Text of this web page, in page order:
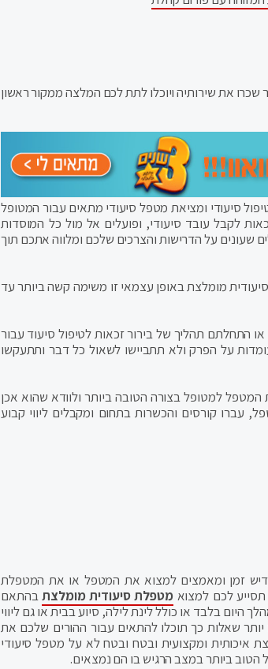
את שירותיה ויוכלו לתת לכם המלצה ממקור ראשון
סיעודי ומציאת מטפל סיעודי מתאים עבור המטופל
לקבל עובד סיעודי, ופועלים אל מול כל המוסדות
שעונים על הדרישות והצרכים שלכם ומלווה אתכם תוך
מומלצת באופן עצמאי זו משימה קשה ביותר עד
התחלתם תהליך של בירור זכאות לטיפול סיעוד עבור
על הפרק ולא תתביישו לשאול כל דבר ותתעקשו
למטופל בצורה הטובה ביותר ולוודא שהוא אכן
עברו קורסים והכשרות בתחום ומקבלים ליווי קבוע
זמן ומאמצים למצוא את המטפל או את המטפלת
לכם למצוא מטפלת סיעודית מומלצתבהתאם
בלבד או כולל לינת לילה, סיוע בבית או גם ליווי
יותר שאלות כך תוכלו להתאים עבור ההורים שלכם את
איכותית ומקצועית ובטח ובטח לא על מטפל סיעודי
ביותר במצב הרגיש בו הם נמצאים.